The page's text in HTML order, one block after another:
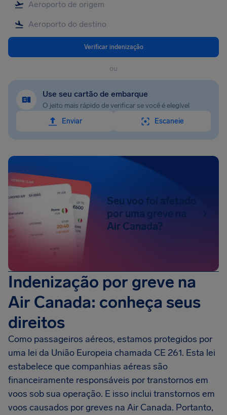
Verificar indenização
ou
Use seu cartão de embarque
O jeito mais rápido de verificar se você é elegível
Enviar
Escaneie
Seu voo foi afetado
por uma greve na
Air Canada?
Indenização por greve na
Air Canada: conheça seus
direitos
Como passageiros aéreos, estamos protegidos por
uma lei da União Europeia chamada CE 261. Esta lei
estabelece que companhias aéreas são
financeiramente responsáveis por transtornos em
voos sob sua operação. E isso inclui transtornos em
voos causados por greves na Air Canada. Portanto,